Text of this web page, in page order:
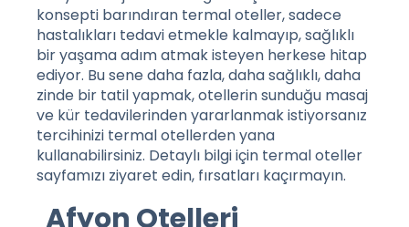
konsepti barındıran termal oteller, sadece
hastalıkları tedavi etmekle kalmayıp, sağlıklı
bir yaşama adım atmak isteyen herkese hitap
ediyor. Bu sene daha fazla, daha sağlıklı, daha
zinde bir tatil yapmak, otellerin sunduğu masaj
ve kür tedavilerinden yararlanmak istiyorsanız
tercihinizi termal otellerden yana
kullanabilirsiniz. Detaylı bilgi için termal oteller
sayfamızı ziyaret edin, fırsatları kaçırmayın.
Afyon Otelleri